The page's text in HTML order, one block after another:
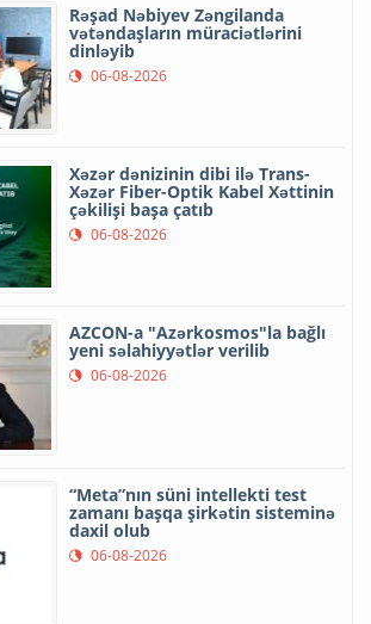
Rəşad Nəbiyev Zəngilanda
vətəndaşların müraciətlərini
dinləyib
06-08-2026
Xəzər dənizinin dibi ilə Trans-
Xəzər Fiber-Optik Kabel Xəttinin
çəkilişi başa çatıb
06-08-2026
AZCON-a "Azərkosmos"la bağlı
yeni səlahiyyətlər verilib
06-08-2026
“Meta”nın süni intellekti test
zamanı başqa şirkətin sisteminə
daxil olub
06-08-2026